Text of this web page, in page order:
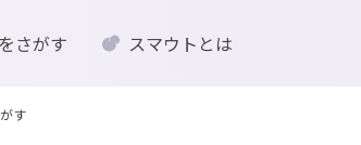
さがす スマウトとは
す